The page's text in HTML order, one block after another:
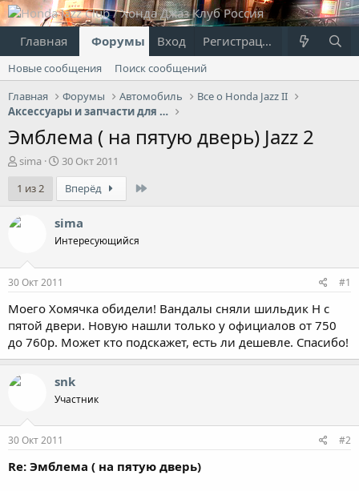
Главная Форумы Что нового?
Вход Регистрация
Новые сообщения
Поиск сообщений
Главная
Форумы Автомобиль
Все о Honda Jazz II
Аксессуары и запчасти для Jazz II
Эмблема ( на пятую дверь) Jazz 2
А
т
о
р
т
ы
sima
Д
а
а
н
а
ч
л
а
30 Окт 2011
1 из 2
Вперёд
sima
Интересующийся
30 Окт 2011 #1
Моего Хомячка обидели! Вандалы сняли шильдик H с
пятой двери. Новую нашли только у официалов от 750
до 760р. Может кто подскажет, есть ли дешевле. Спасибо!
snk
Участник
30 Окт 2011 #2
Re: Эмблема ( на пятую дверь)